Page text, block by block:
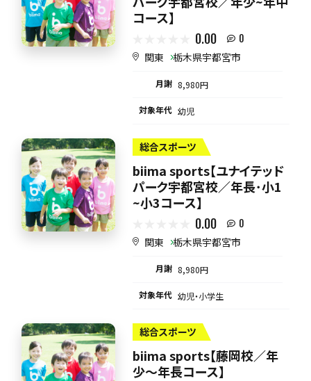
コース】
0.00 0
関東 栃木県宇都宮市
月謝 8,980円
対象年代 幼児
総合スポーツ
biima sports【ユナイテッド
パーク宇都宮校／年長･小1
~小3コース】
0.00 0
関東 栃木県宇都宮市
月謝 8,980円
対象年代 幼児・小学生
総合スポーツ
biima sports【藤岡校／年
少～年長コース】